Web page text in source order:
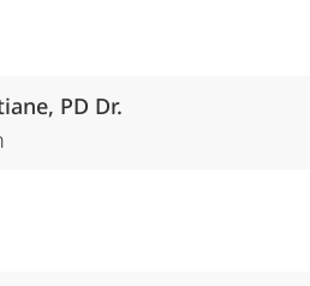
PD Dr.